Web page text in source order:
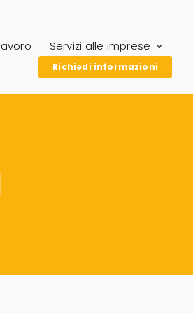
Servizi alle imprese
Richiedi informazioni